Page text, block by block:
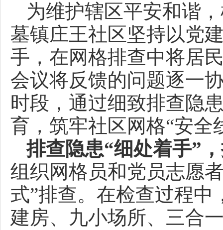
为维护辖区平安和谐
墓镇庄王社区坚持以党
手，在网格排查中将居
会议将反馈的问题逐一
时段，通过细致排查隐
育，筑牢社区网格“安全
排查隐患“细处着手”，
组织网格员和党员志愿
式”排查。在检查过程
建房、九小场所、三合